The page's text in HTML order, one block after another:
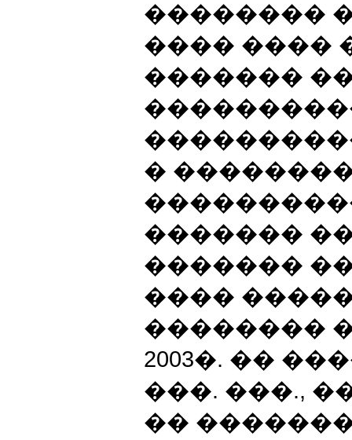
��������
���� ����
�������
�
�������
�������
����
��������
2003�. ��
���. ���.,
��